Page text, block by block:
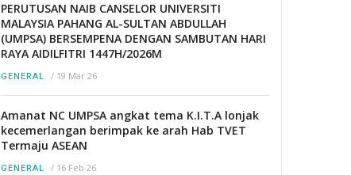
PERUTUSAN NAIB CANSELOR UNIVERSITI
MALAYSIA PAHANG AL-SULTAN ABDULLAH
(UMPSA) BERSEMPENA DENGAN SAMBUTAN HARI
RAYA AIDILFITRI 1447H/2026M
GENERAL / 19 Mar 26
Amanat NC UMPSA angkat tema K.I.T.A lonjak
kecemerlangan berimpak ke arah Hab TVET
Termaju ASEAN
GENERAL / 16 Feb 26